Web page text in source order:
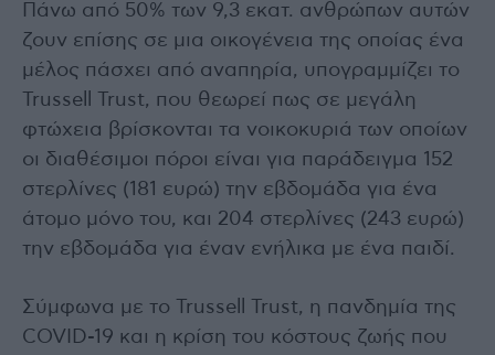
Πάνω από 50% των 9,3 εκατ. ανθρώπων αυτών
ζουν επίσης σε μια οικογένεια της οποίας ένα
μέλος πάσχει από αναπηρία, υπογραμμίζει το
Trussell Trust, που θεωρεί πως σε μεγάλη
φτώχεια βρίσκονται τα νοικοκυριά των οποίων
οι διαθέσιμοι πόροι είναι για παράδειγμα 152
στερλίνες (181 ευρώ) την εβδομάδα για ένα
άτομο μόνο του, και 204 στερλίνες (243 ευρώ)
την εβδομάδα για έναν ενήλικα με ένα παιδί.
Σύμφωνα με το Trussell Trust, η πανδημία της
COVID-19 και η κρίση του κόστους ζωής που